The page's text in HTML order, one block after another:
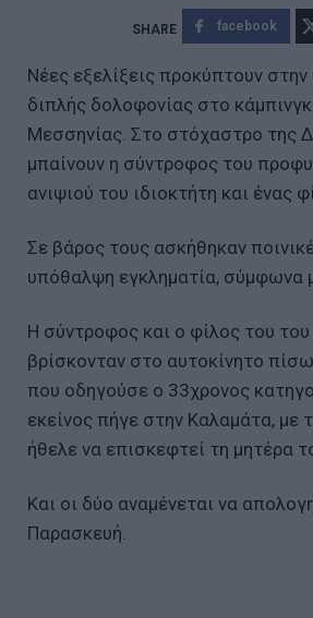
facebook
Νέες εξελίξεις προκύπτουν
διπλής δολοφονίας στο
Μεσσηνίας. Στο στόχαστρο της
μπαίνουν η σύντροφος του
ανιψιού του ιδιοκτήτη και ένας
Σε βάρος τους ασκήθηκαν
υπόθαλψη εγκληματία, σύμφωνα
H σύντροφος και ο φίλος του του
βρίσκονταν στο αυτοκίνητο
που οδηγούσε ο 33χρονος
εκείνος πήγε στην Καλαμάτα, με
ήθελε να επισκεφτεί τη μητέρα
Και οι δύο αναμένεται να
Παρασκευή.